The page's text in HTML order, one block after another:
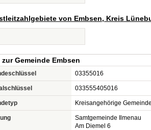
von Embsen, Kreis
zur Gemeinde Embsen
03355016
033555405016
Kreisangehörige Gemeinde
Samtgemeinde Ilmenau
Am Diemel 6